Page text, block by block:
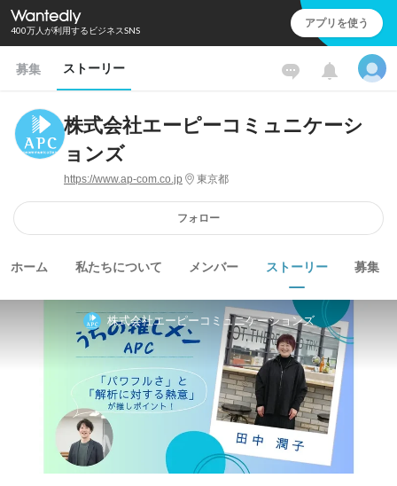
400万人が利用するビジネスSNS アプリを使う
募集 ストーリー
株式会社エーピーコミュニケーシ
ョンズ
https://www.ap-com.co.jp 東京都
フォロー
ホーム 私たちについて メンバー ストーリー 募集
株式会社エーピーコミュニケーションズ